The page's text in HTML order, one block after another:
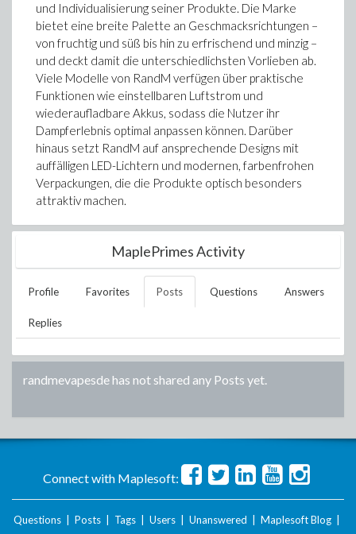
und Individualisierung seiner Produkte. Die Marke
bietet eine breite Palette an Geschmacksrichtungen –
von fruchtig und süß bis hin zu erfrischend und minzig –
und deckt damit die unterschiedlichsten Vorlieben ab.
Viele Modelle von RandM verfügen über praktische
Funktionen wie einstellbaren Luftstrom und
wiederaufladbare Akkus, sodass die Nutzer ihr
Dampferlebnis optimal anpassen können. Darüber
hinaus setzt RandM auf ansprechende Designs mit
auffälligen LED-Lichtern und modernen, farbenfrohen
Verpackungen, die die Produkte optisch besonders
attraktiv machen.
MaplePrimes Activity
Profile Favorites Posts Questions Answers
Replies
randmevapesdehas not shared any Posts yet.
Connect with Maplesoft:
Questions Posts Tags Users Unanswered Maplesoft Blog